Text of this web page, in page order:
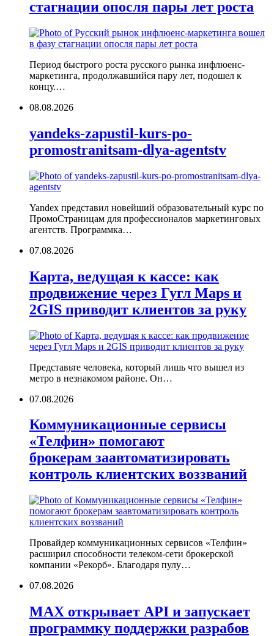
стагнации опосля пары лет роста
Период быстрого роста русского рынка инфлюенс-
маркетинга, продолжавшийся пару лет, подошел к
концу.…
08.08.2026
yandeks-zapustil-kurs-po-
promostranitsam-dlya-agentstv
Yandex представил новейший образовательный курс по
ПромоСтраницам для профессионалов маркетинговых
агентств. Программка…
07.08.2026
Карта, ведущая к кассе: как
продвижение через Гугл Maps и
2GIS приводит клиентов за руку
Представьте человека, который лишь что вышел из
метро в незнакомом районе. Он…
07.08.2026
Коммуникационные сервисы
«Телфин» помогают
брокерам заавтоматизировать
контроль клиентских воззваний
Провайдер коммуникационных сервисов «Телфин»
расширил способности телеком-сети брокерской
компании «Рекорб». Благодаря пулу…
07.08.2026
MAX открывает API и запускает
программку поддержки разрабов